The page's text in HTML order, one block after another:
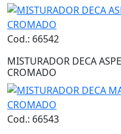
Cod.: 66542
MISTURADOR DECA
CROMADO
Cod.: 66543